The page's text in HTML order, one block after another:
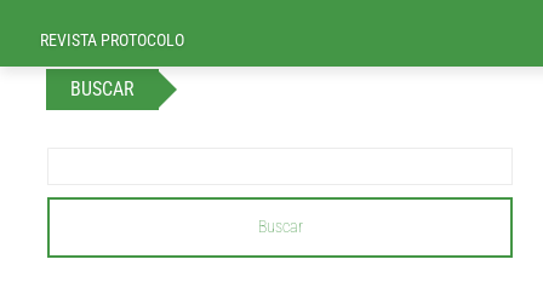
REVISTA PROTOCOLO
BUSCAR
Buscar